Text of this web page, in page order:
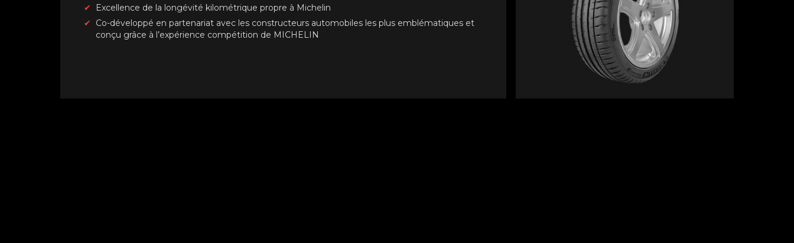
Excellence de la longévité kilométrique propre à Michelin
Co-développé en partenariat avec les constructeurs automobiles les plus emblématiques et
conçu grâce à l’expérience compétition de MICHELIN